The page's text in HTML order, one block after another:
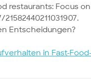
restaurants: Focus on
Entscheidungen?
in Fast-Food-